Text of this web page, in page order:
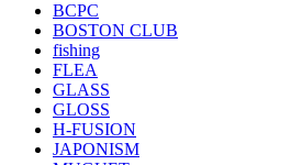
BCPC
BOSTON CLUB
fishing
FLEA
GLASS
GLOSS
H-FUSION
JAPONISM